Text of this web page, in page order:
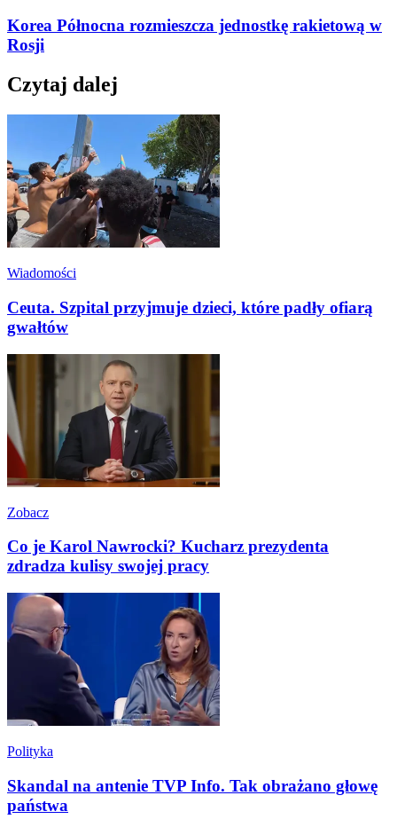
Korea Północna rozmieszcza jednostkę rakietową w
Rosji
Czytaj dalej
Wiadomości
Ceuta. Szpital przyjmuje dzieci, które padły ofiarą
gwałtów
Zobacz
Co je Karol Nawrocki? Kucharz prezydenta
zdradza kulisy swojej pracy
Polityka
Skandal na antenie TVP Info. Tak obrażano głowę
państwa